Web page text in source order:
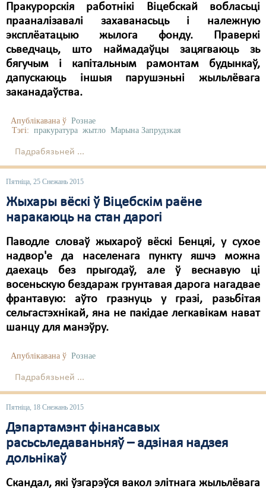
Пракурорскія работнікі Віцебскай вобласьці
прааналізавалі захаванасьць і належную
эксплёатацыю жылога фонду. Праверкі
сьведчаць, што наймадаўцы зацягваюць зь
бягучым і капітальным рамонтам будынкаў,
дапускаюць іншыя парушэньні жыльлёвага
заканадаўства.
Апублікавана ў Рознае
Тэгі: пракуратура жытло Марына Запрудзкая
Падрабязьней ...
Пятніца, 25 Снежань 2015
Жыхары вёскі ў Віцебскім раёне
наракаюць на стан дарогі
Паводле словаў жыхароў вёскі Бенцяі, у сухое
надвор'е да населенага пункту яшчэ можна
даехаць без прыгодаў, але ў веснавую ці
восеньскую бездараж грунтавая дарога нагадвае
франтавую: аўто гразнуць у гразі, разьбітая
сельгастэхнікай, яна не пакідае легкавікам нават
шанцу для манэўру.
Апублікавана ў Рознае
Падрабязьней ...
Пятніца, 18 Снежань 2015
Дэпартамэнт фінансавых
расьсьледаваньняў – адзіная надзея
дольнікаў
Скандал, які ўзгарэўся вакол элітнага жыльлёвага